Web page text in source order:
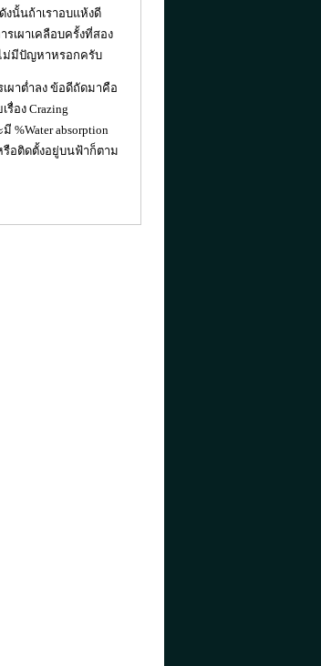
นั้นถ้าเราอบแห้งดี
เผาเคลือบครั้งที่สอง
ไม่มีปัญหาหรอกครับ
ผาต่ำลง ข้อดีถัดมาคือ
รื่อง Crazing
%Water absorption
อติดตั้งอยู่บนฟ้าก็ตาม